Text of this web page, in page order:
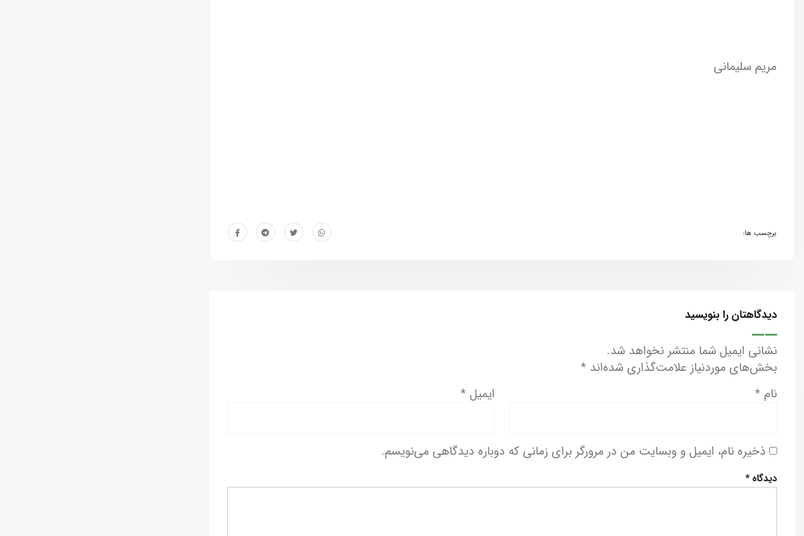
مریم سلیمانی
برچسب ها:
دیدگاهتان را بنویسید
نشانی ایمیل شما منتشر نخواهد شد.
بخش‌های موردنیاز علامت‌گذاری شده‌اند *
نام * ایمیل *
ذخیره نام، ایمیل و وبسایت من در مرورگر برای زمانی که دوباره دیدگاهی می‌نویسم.
دیدگاه*